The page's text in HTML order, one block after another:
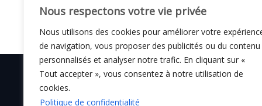
Nous respectons votre vie privée
Nous utilisons des cookies pour améliorer votre
de navigation, vous proposer des publicités ou du contenu
personnalisés et analyser notre trafic. En cliquant sur «
Tout accepter », vous consentez à notre utilisation de
cookies.
Politique de confidentialité